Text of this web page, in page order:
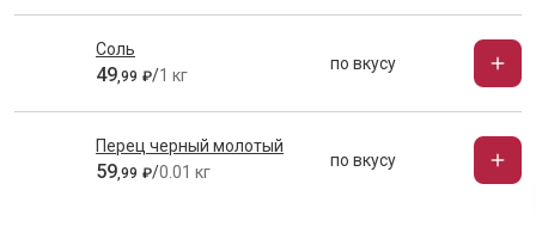
Соль
49,99 ₽/1 кг
по вкусу
Перец черный молотый
59,99 ₽/0.01 кг
по вкусу